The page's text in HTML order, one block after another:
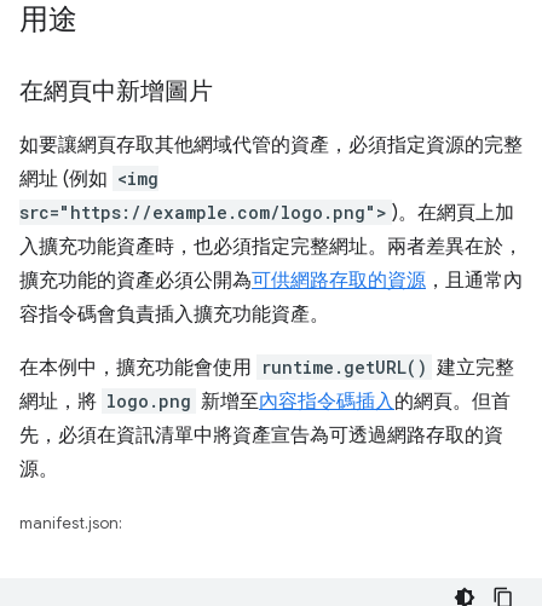
用途
在網頁中新增圖片
如要讓網頁存取其他網域代管的資產，必須指定資源的完整
網址 (例如 <img
src="https://example.com/logo.png"> )。在網頁上加
入擴充功能資產時，也必須指定完整網址。兩者差異在於，
擴充功能的資產必須公開為可供網路存取的資源 ，且通常內
容指令碼會負責插入擴充功能資產。
在本例中，擴充功能會使用 runtime.getURL() 建立完整
網址，將 logo.png 新增至內容指令碼插入的網頁。但首
先，必須在資訊清單中將資產宣告為可透過網路存取的資
源。
manifest.json: